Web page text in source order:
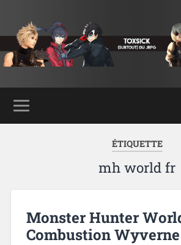
ÉTIQUETTE
mh world fr
Monster Hunter
Combustion Wyverne